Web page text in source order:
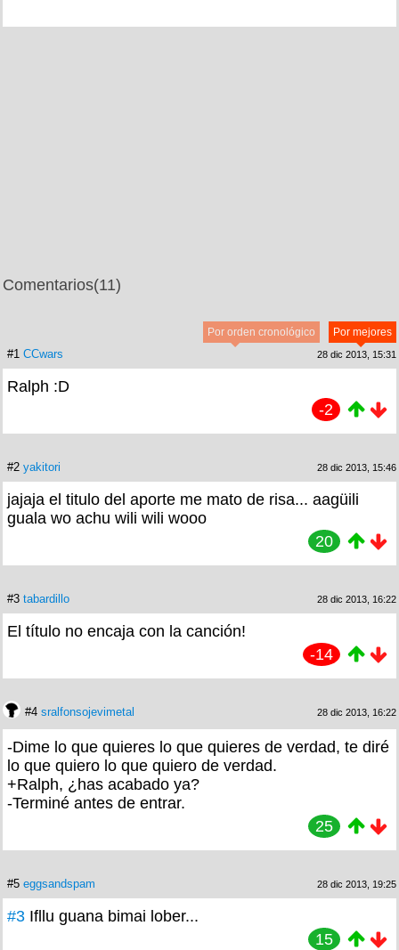
Comentarios(11)
Por mejores
Por orden cronológico
#1 CCwars 28 dic 2013, 15:31
Ralph :D
-2
#2 yakitori 28 dic 2013, 15:46
jajaja el titulo del aporte me mato de risa... aagüili
guala wo achu wili wili wooo
20
#3 tabardillo 28 dic 2013, 16:22
El título no encaja con la canción!
-14
#4 sralfonsojevimetal 28 dic 2013, 16:22
-Dime lo que quieres lo que quieres de verdad, te diré
lo que quiero lo que quiero de verdad.
+Ralph, ¿has acabado ya?
-Terminé antes de entrar.
25
#5 eggsandspam 28 dic 2013, 19:25
#3 Ifllu guana bimai lober...
15